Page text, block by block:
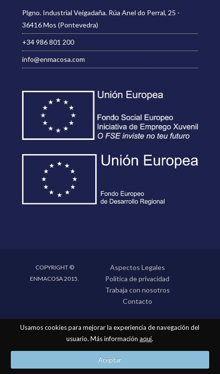
Plgno. Industrial Veigadaña. Rúa Anel do Perral, 25 -
36416 Mos (Pontevedra)
+34 986 801 200
info@enmacosa.com
COPYRIGHT ©
ENMACOSA 2015.
Aspectos Legales
Política de privacidad
Trabaja con nosotros
Contacto
Usamos cookies para mejorar la experiencia de navegación del
usuario. Más informaciónaquí.
Aceptar